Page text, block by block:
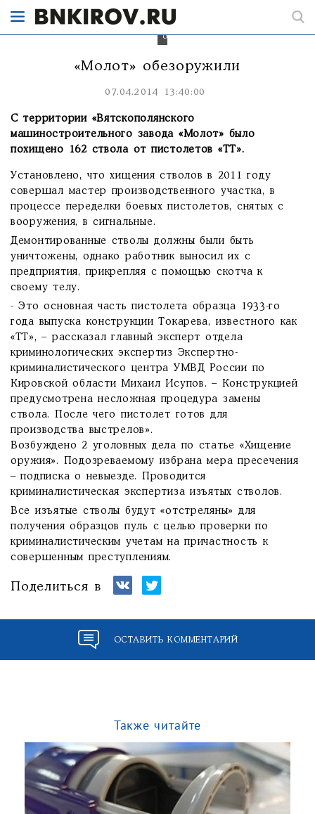
похищали
оружие
«Молот» обезоружили
07.04.2014 13:40:00
С территории «Вятскополянского
машиностроительного завода «Молот» было
похищено 162 ствола от пистолетов «ТТ».
Установлено, что хищения стволов в 2011 году
совершал мастер производственного участка, в
процессе переделки боевых пистолетов, снятых с
вооружения, в сигнальные.
Демонтированные стволы должны были быть
уничтожены, однако работник выносил их с
предприятия, прикрепляя с помощью скотча к
своему телу.
- Это основная часть пистолета образца 1933-го
года выпуска конструкции Токарева, известного как
«ТТ», – рассказал главный эксперт отдела
криминологических экспертиз Экспертно-
криминалистического центра УМВД России по
Кировской области Михаил Исупов. – Конструкцией
предусмотрена несложная процедура замены
ствола. После чего пистолет готов для
производства выстрелов».
Возбуждено 2 уголовных дела по статье «Хищение
оружия». Подозреваемому избрана мера пресечения
– подписка о невыезде. Проводится
криминалистическая экспертиза изъятых стволов.
Все изъятые стволы будут «отстреляны» для
получения образцов пуль с целью проверки по
криминалистическим учетам на причастность к
совершенным преступлениям.
Поделиться в
ОСТАВИТЬ КОММЕНТАРИЙ
Также читайте